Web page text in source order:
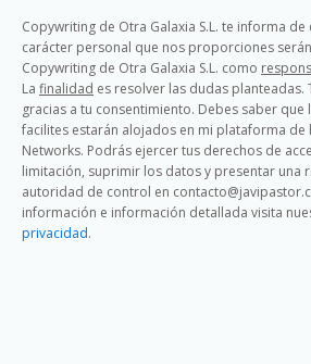
Copywriting de Otra Galaxia S.L. te informa
carácter personal que nos proporciones
Copywriting de Otra Galaxia S.L. como
La finalidad es resolver las dudas planteadas.
gracias a tu consentimiento. Debes saber
facilites estarán alojados en mi plataforma de
Networks. Podrás ejercer tus derechos de
limitación, suprimir los datos y presentar una
autoridad de control en
información e información detallada visita
privacidad.